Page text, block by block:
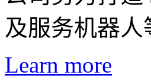
及服务机器
Learn more